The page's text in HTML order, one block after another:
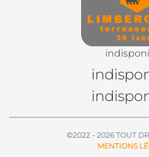
©2022 - 2026 TOUT
MENTIONS